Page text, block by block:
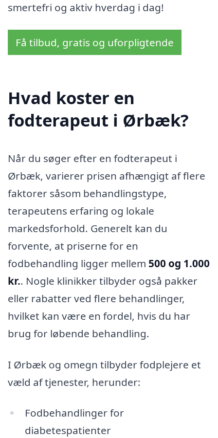
smertefri og aktiv hverdag i dag!
Få tilbud, gratis og uforpligtende
Hvad koster en
fodterapeut i Ørbæk?
Når du søger efter en fodterapeut i
Ørbæk, varierer prisen afhængigt af flere
faktorer såsom behandlingstype,
terapeutens erfaring og lokale
markedsforhold. Generelt kan du
forvente, at priserne for en
fodbehandling ligger mellem 500 og 1.000
kr.. Nogle klinikker tilbyder også pakker
eller rabatter ved flere behandlinger,
hvilket kan være en fordel, hvis du har
brug for løbende behandling.
I Ørbæk og omegn tilbyder fodplejere et
væld af tjenester, herunder:
Fodbehandlinger for
diabetespatienter